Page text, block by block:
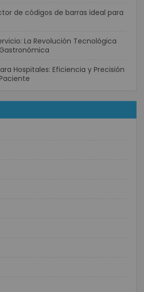
de códigos de barras ideal para
La Revolución Tecnológica
Hospitales: Eficiencia y Precisión